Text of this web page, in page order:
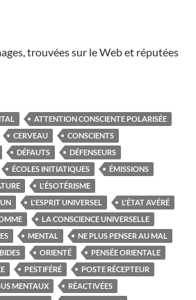
trouvées sur le Web et réputées
ATTENTION CONSCIENTE POLARISÉE
CERVEAU
CONSCIENTS
DÉFAUTS
DÉFENSEURS
ÉCOLES INITIATIQUES
ÉMISSIONS
L'ÉSOTÉRISME
L'ESPRIT UNIVERSEL
L'ÉTAT AVÉRÉ
LA CONSCIENCE UNIVERSELLE
MENTAL
NE PLUS PENSER AU MAL
ORIENTÉ
PENSÉE ORIENTALE
PESTIFÉRÉ
POSTE RÉCEPTEUR
MENTAUX
RÉACTIVÉES